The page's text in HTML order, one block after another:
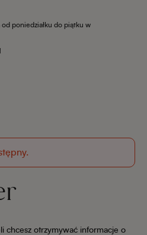
od poniedziałku do piątku w
chcesz otrzymywać informacje o